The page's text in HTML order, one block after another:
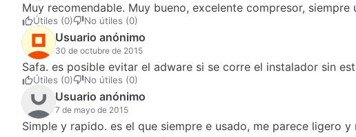
Muy recomendable. Muy bueno, excelente compresor,
Útiles (0) No útiles (0)
Usuario anónimo
30 de octubre de 2015
Safa. es posible evitar el adware si se corre el instalador sin
Útiles (0) No útiles (0)
Usuario anónimo
7 de mayo de 2015
Simple y rapido. es el que siempre e usado, me parece ligero